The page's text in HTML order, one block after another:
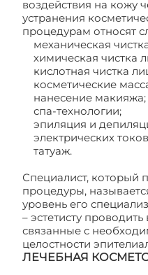
воздействия на кожу
устранения
процедурам относят
механическая
химическая чистка
кислотная чистка
косметические
нанесение макияжа;
спа-технологии;
эпиляция и
электрических
татуаж.
Специалист, который
процедуры,
уровень его
– эстетисту
связанные с
целостности
ЛЕЧЕБНАЯ